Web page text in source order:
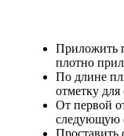
Приложить
плотно
По длине
отметку для
От первой
следующую